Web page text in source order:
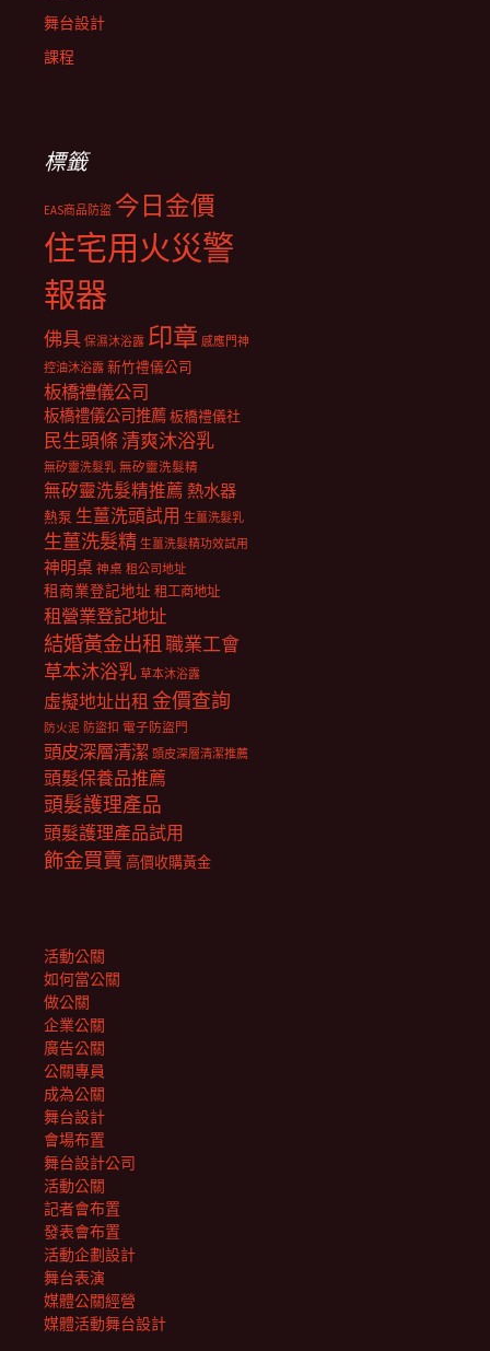
舞台設計
課程
標籤
EAS商品防盜 今日金價
住宅用火災警
報器
佛具 保濕沐浴露 印章 感應門神
控油沐浴露 新竹禮儀公司
板橋禮儀公司
板橋禮儀公司推薦板橋禮儀社
民生頭條清爽沐浴乳
無矽靈洗髮乳 無矽靈洗髮精
無矽靈洗髮精推薦 熱水器
熱泵 生薑洗頭試用 生薑洗髮乳
生薑洗髮精 生薑洗髮精功效試用
神明桌 神桌 租公司地址
租商業登記地址 租工商地址
租營業登記地址
結婚黃金出租職業工會
草本沐浴乳 草本沐浴露
虛擬地址出租 金價查詢
防火泥 防盜扣 電子防盜門
頭皮深層清潔 頭皮深層清潔推薦
頭髮保養品推薦
頭髮護理產品
頭髮護理產品試用
飾金買賣 高價收購黃金
活動公關
如何當公關
做公關
企業公關
廣告公關
公關專員
成為公關
舞台設計
會場布置
舞台設計公司
活動公關
記者會布置
發表會布置
活動企劃設計
舞台表演
媒體公關經營
媒體活動舞台設計